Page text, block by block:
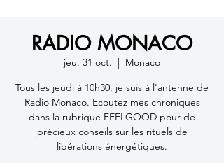
RADIO MONACO
jeu. 31 oct.
  |
Monaco
Tous les jeudi à 10h30, je suis à l'antenne de
Radio Monaco. Ecoutez mes chroniques
dans la rubrique FEELGOOD pour de
précieux conseils sur les rituels de
libérations énergétiques.